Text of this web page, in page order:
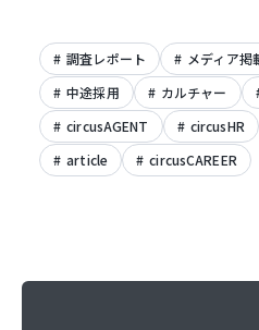
調査レポート メディア掲
中途採用
カルチャー
circusAGENT
circusHR
article
circusCAREER